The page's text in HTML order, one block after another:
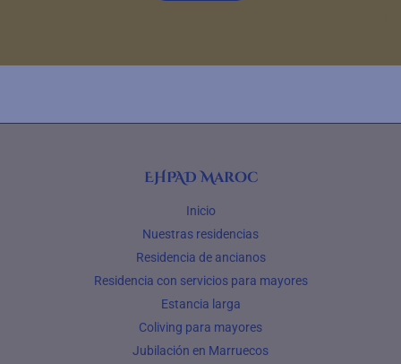
EHPAD Maroc
Inicio
Nuestras residencias
Residencia de ancianos
Residencia con servicios para mayores
Estancia larga
Coliving para mayores
Jubilación en Marruecos